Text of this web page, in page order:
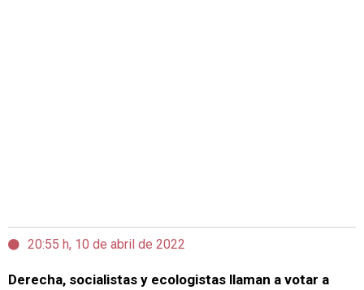
20:55 h, 10 de abril de 2022
Derecha, socialistas y ecologistas llaman a votar a